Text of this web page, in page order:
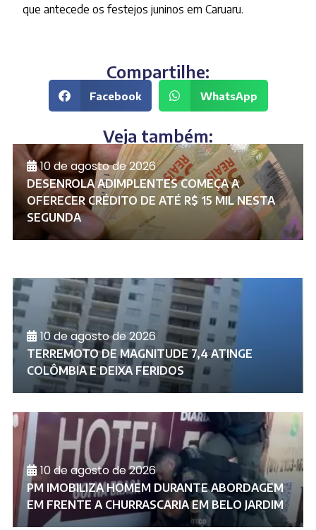
que antecede os festejos juninos em Caruaru.
Compartilhe:
Facebook WhatsApp
Veja também:
10 de agosto de 2026
DESENROLA ADIMPLENTES COMEÇA A
OFERECER CRÉDITO DE ATÉ R$ 15 MIL NESTA
SEGUNDA
10 de agosto de 2026
TERREMOTO DE MAGNITUDE 7,4 ATINGE
COLÔMBIA E DEIXA FERIDOS
10 de agosto de 2026
PM IMOBILIZA HOMEM DURANTE ABORDAGEM
EM FRENTE A CHURRASCARIA EM BELO JARDIM